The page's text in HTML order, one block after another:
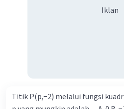
Iklan
Titik P(p,−2) melalui fungsi